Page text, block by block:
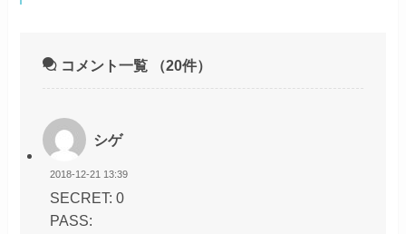
コメント一覧 （20件）
シゲ
2018-12-21 13:39
SECRET: 0
PASS: